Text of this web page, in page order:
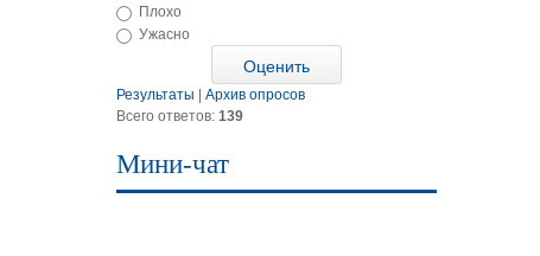
Плохо
Ужасно
Результаты
Архив опросов
Всего ответов: 139
Мини-чат